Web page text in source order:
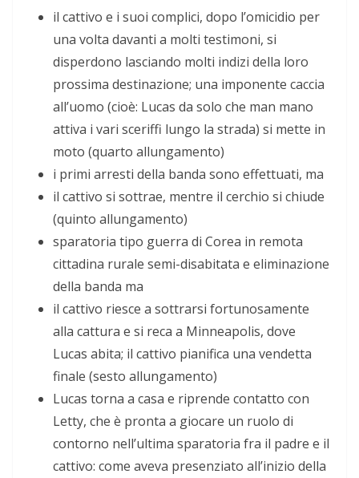
il cattivo e i suoi complici, dopo l’omicidio per
una volta davanti a molti testimoni, si
disperdono lasciando molti indizi della loro
prossima destinazione; una imponente caccia
all’uomo (cioè: Lucas da solo che man mano
attiva i vari sceriffi lungo la strada) si mette in
moto (quarto allungamento)
i primi arresti della banda sono effettuati, ma
il cattivo si sottrae, mentre il cerchio si chiude
(quinto allungamento)
sparatoria tipo guerra di Corea in remota
cittadina rurale semi-disabitata e eliminazione
della banda ma
il cattivo riesce a sottrarsi fortunosamente
alla cattura e si reca a Minneapolis, dove
Lucas abita; il cattivo pianifica una vendetta
finale (sesto allungamento)
Lucas torna a casa e riprende contatto con
Letty, che è pronta a giocare un ruolo di
contorno nell’ultima sparatoria fra il padre e il
cattivo: come aveva presenziato all’inizio della